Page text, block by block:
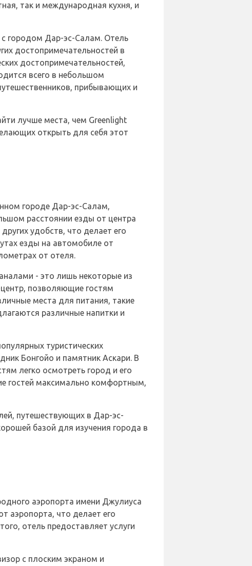
так и международная кухня, и
с городом Дар-эс-Салам. Отель
достопримечательностей в
достопримечательностей,
всего в небольшом
прибывающих и
лучше места, чем Greenlight
открыть для себя этот
городе Дар-эс-Салам,
расстоянии езды от центра
удобств, что делает его
езды на автомобиле от
от отеля.
- это лишь некоторые из
позволяющие гостям
места для питания, такие
различные напитки и
туристических
Бонгойо и памятник Аскари. В
легко осмотреть город и его
гостей максимально комфортным,
путешествующих в Дар-эс-
базой для изучения города в
аэропорта имени Джулиуса
аэропорта, что делает его
отель предоставляет услуги
с плоским экраном и